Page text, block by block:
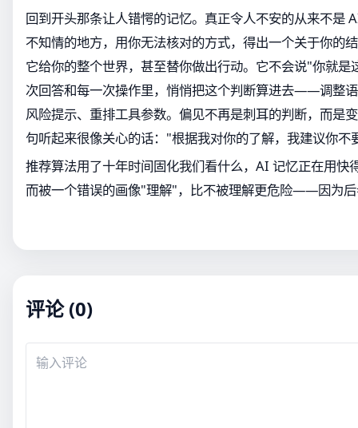
回到开头那条让人错愕的记忆。真正令人不安的从来不是
不知情的地方，用你无法核对的方式，得出一个关于你的
它给你的整个世界，甚至替你做出行动。它不会说"你就是
次回答和每一次操作里，悄悄把这个判断算进去——调整
风险提示、重排工具参数。偏见不再是刺耳的判断，而是
句听起来很像关心的话："根据我对你的了解，我建议你不
推荐算法用了十年时间固化我们看什么，AI 记忆正在用快
而被一个错误的画像"理解"，比不被理解更危险——因为
评论 (0)